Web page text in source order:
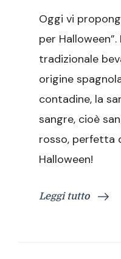
Oggi vi
per
tradizionale
origine
contadine, la
sangre, cioè
rosso, perfetta
Halloween!
Leggi tutto